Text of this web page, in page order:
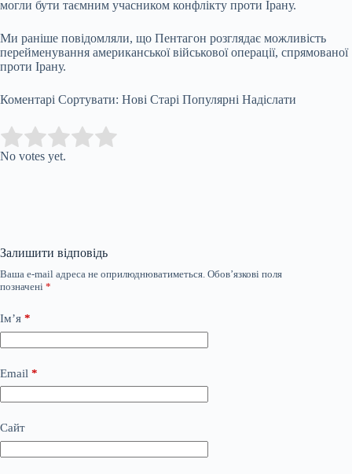
могли бути таємним учасником конфлікту проти Ірану.
Ми раніше повідомляли, що Пентагон розглядає можливість
перейменування американської військової операції, спрямованої
проти Ірану.
Коментарі Сортувати: Нові Старі Популярні Надіслати
Rate this item:
No votes yet.
Залишити відповідь
Ваша e-mail адреса не оприлюднюватиметься. Обов’язкові поля
позначені *
Ім’я *
Email *
Сайт